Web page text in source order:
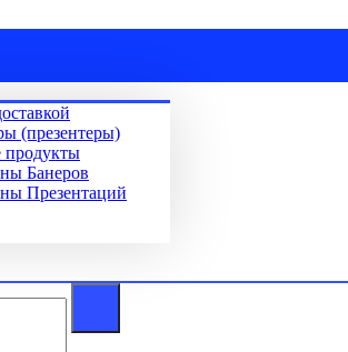
(презентеры)
Банеров
Презентаций